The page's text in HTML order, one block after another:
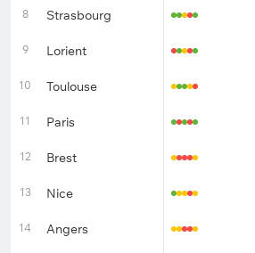
8 Strasbourg
9 Lorient
10 Toulouse
11 Paris
12 Brest
13 Nice
14 Angers